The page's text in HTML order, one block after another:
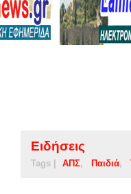
Ειδήσεις
Tags | ΑΠΣ Παιδιά